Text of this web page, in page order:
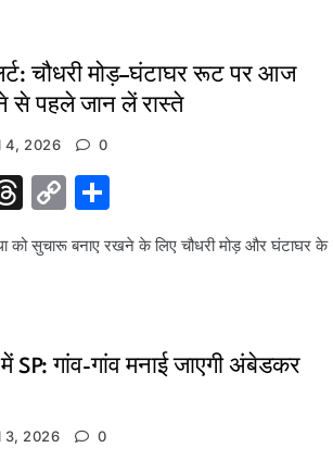
चौधरी मोड़–घंटाघर रूट पर आज
से पहले जान लें रास्ते
4, 2026 0
Threads
Copy
Link
Share
को सुचारू बनाए रखने के लिए चौधरी मोड़ और घंटाघर के
SP: गांव-गांव मनाई जाएगी अंबेडकर
3, 2026 0